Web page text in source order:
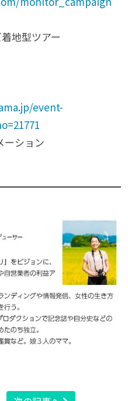
地型ツアー
event-
ーション